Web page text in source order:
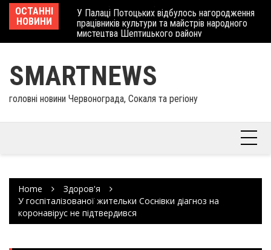
Skip
content
ОСТАННІ
НОВИНИ
У Палаці Потоцьких відбулось нагородження
працівників культури та майстрів народного
мистецтва Шептицького району
SMARTNEWS
головні новини Червонограда, Сокаля та регіону
Home
Здоров'я
У госпіталізованої жительки Соснівки діагноз на
коронавірус не підтвердився